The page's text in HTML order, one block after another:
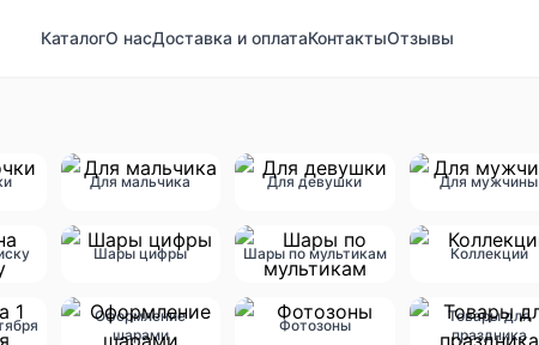
КаталогО насДоставка и оплатаКонтактыОтзывы
Для мальчика Для девушки Для мужчины
Шары цифры Шары по мультикам Коллекции
Оформление
шарами
Фотозоны
Товары для
праздника